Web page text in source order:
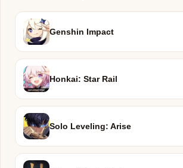
Genshin Impact
Honkai: Star Rail
Solo Leveling: Arise